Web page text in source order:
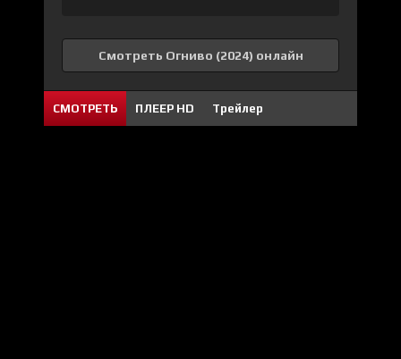
Смотреть Огниво (2024) онлайн
СМОТРЕТЬ ПЛЕЕР HD Трейлер